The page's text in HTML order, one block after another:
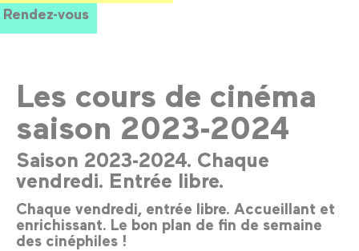
Rendez-vous
Les cours de cinéma
saison 2023-2024
Saison 2023-2024. Chaque
vendredi. Entrée libre.
Chaque vendredi, entrée libre. Accueillant et
enrichissant. Le bon plan de fin de semaine
des cinéphiles !